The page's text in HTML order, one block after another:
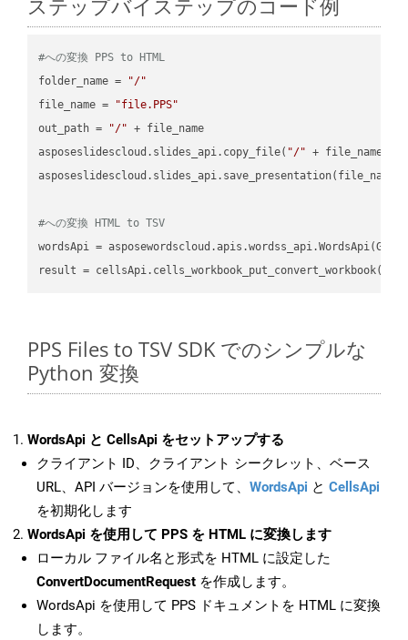
#への変換 PPS to HTML
folder_name =
"/"
file_name =
"file.PPS"
out_path =
"/" + file_name
asposeslidescloud.slides_api.copy_file( "/" + file_name,
#への変換 HTML to TSV
wordsApi =
result =
PPS Files to TSV SDK でのシンプルな
Python 変換
WordsApi と CellsApi をセットアップする
クライアント ID、クライアント シークレット、ベース
URL、API バージョンを使用して、 WordsApi と CellsApi
を初期化します
WordsApi を使用して PPS を HTML に変換します
ローカル ファイル名と形式を HTML に設定した
ConvertDocumentRequest を作成します。
WordsApi を使用して PPS ドキュメントを HTML に変換
します。